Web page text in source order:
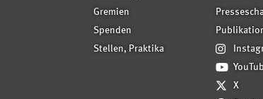
Gremien
Spenden
Stellen, Praktika
X